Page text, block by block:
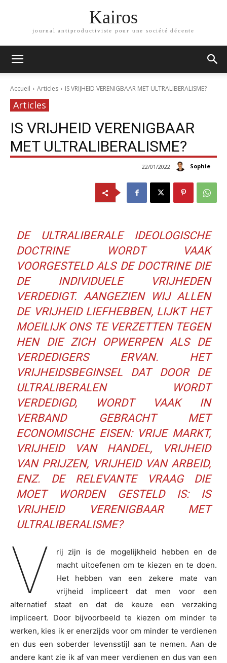
Kairos
journal antiproductiviste pour une société décente
Accueil Articles IS VRIJHEID VERENIGBAAR MET ULTRALIBERALISME?
Articles
IS VRIJHEID VERENIGBAAR
MET ULTRALIBERALISME?
Sophie
22/01/2022
DE ULTRALIBERALE IDEOLOGISCHE
DOCTRINE WORDT VAAK
VOORGESTELD ALS DE DOCTRINE DIE
DE INDIVIDUELE VRIJHEDEN
VERDEDIGT. AANGEZIEN WIJ ALLEN
DE VRIJHEID LIEFHEBBEN, LIJKT HET
MOEILIJK ONS TE VERZETTEN TEGEN
HEN DIE ZICH OPWERPEN ALS DE
VERDEDIGERS ERVAN. HET
VRIJHEIDSBEGINSEL DAT DOOR DE
ULTRALIBERALEN WORDT
VERDEDIGD, WORDT VAAK IN
VERBAND GEBRACHT MET
ECONOMISCHE EISEN: VRIJE MARKT,
VRIJHEID VAN HANDEL, VRIJHEID
VAN PRIJZEN, VRIJHEID VAN ARBEID,
ENZ. DE RELEVANTE VRAAG DIE
MOET WORDEN GESTELD IS: IS
VRIJHEID VERENIGBAAR MET
ULTRALIBERALISME?
V
rij zijn is de mogelijkheid hebben en de
macht uitoefenen om te kiezen en te doen.
Het hebben van een zekere mate van
vrijheid impliceert dat men voor een
alternatief staat en dat de keuze een verzaking
impliceert. Door bijvoorbeeld te kiezen om minder te
werken, kies ik er enerzijds voor om minder te verdienen
en dus een soberder levensstijl aan te nemen. Aan de
andere kant zie ik af van meer verdienen en dus van een